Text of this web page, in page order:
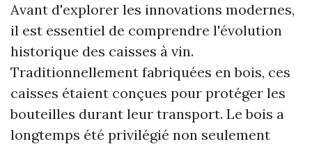
Avant d'explorer les innovations modernes,
il est essentiel de comprendre l'évolution
historique des caisses à vin.
Traditionnellement fabriquées en bois, ces
caisses étaient conçues pour protéger les
bouteilles durant leur transport. Le bois a
longtemps été privilégié non seulement